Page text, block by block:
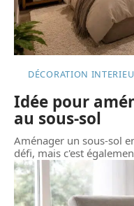
DÉCORATION
Idée pour
au sous-sol
Aménager un sous-sol
défi, mais c'est